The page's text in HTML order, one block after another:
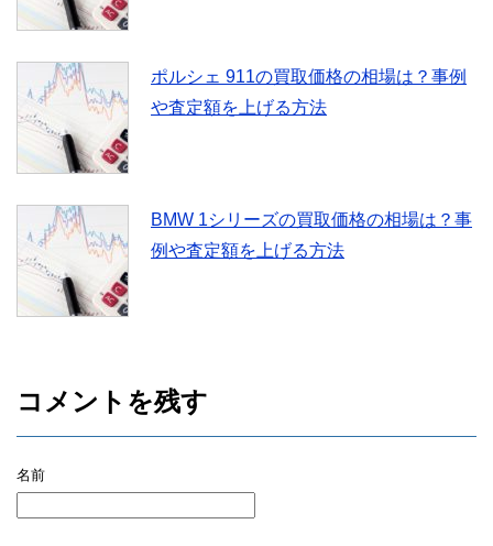
ポルシェ 911の買取価格の相場は？事例
や査定額を上げる方法
BMW 1シリーズの買取価格の相場は？事
例や査定額を上げる方法
コメントを残す
名前